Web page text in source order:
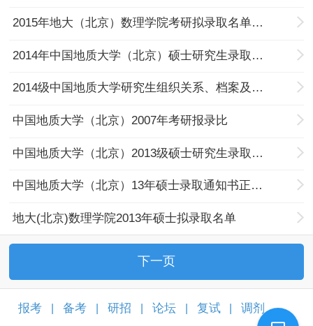
2015年地大（北京）数理学院考研拟录取名单（1）
2014年中国地质大学（北京）硕士研究生录取通知书
2014级中国地质大学研究生组织关系、档案及户口等说明
中国地质大学（北京）2007年考研报录比
中国地质大学（北京）2013级硕士研究生录取通知书
中国地质大学（北京）13年硕士录取通知书正发放通知
地大(北京)数理学院2013年硕士拟录取名单
下一页
报考 备考 研招 论坛 复试 调剂